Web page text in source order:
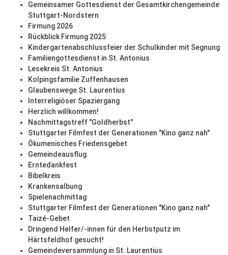
Gemeinsamer Gottesdienst der Gesamtkirchengemeinde
Stuttgart-Nordstern
Firmung 2026
Rückblick Firmung 2025
Kindergartenabschlussfeier der Schulkinder mit Segnung
Familiengottesdienst in St. Antonius
Lesekreis St. Antonius
Kolpingsfamilie Zuffenhausen
Glaubenswege St. Laurentius
Interreligiöser Spaziergang
Herzlich willkommen!
Nachmittagstreff "Goldherbst"
Stuttgarter Filmfest der Generationen "Kino ganz nah"
Ökumenisches Friedensgebet
Gemeindeausflug
Erntedankfest
Bibelkreis
Krankensalbung
Spielenachmittag
Stuttgarter Filmfest der Generationen "Kino ganz nah"
Taizé-Gebet
Dringend Helfer/-innen für den Herbstputz im
Härtsfeldhof gesucht!
Gemeindeversammlung in St. Laurentius